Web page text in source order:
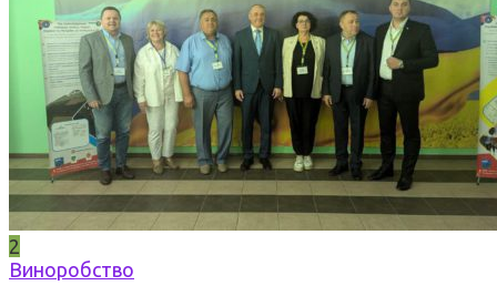
2
Виноробство